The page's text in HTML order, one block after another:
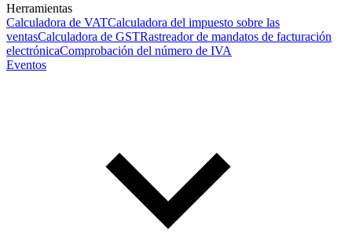
Herramientas
Calculadora de VATCalculadora del impuesto sobre las
ventasCalculadora de GSTRastreador de mandatos de facturación
electrónicaComprobación del número de IVA
Eventos